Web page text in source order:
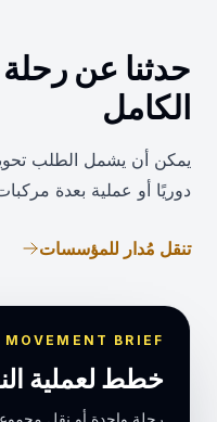
حدثنا عن رحلة
الكامل
يمكن أن يشمل الطلب
دوريًا أو عملية بعدة
تنقل مُدار للمؤسسات
MOVEMENT BRIEF
خطط لعملية
رحلة واحدة أو نقل